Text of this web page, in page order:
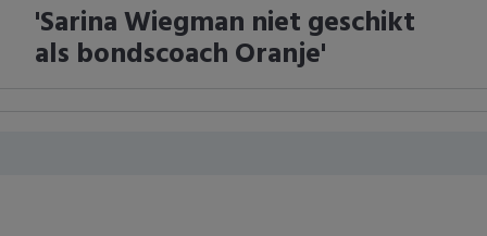
Ajax
Eredivisie
Oranje
'Sarina Wiegman niet geschikt
als bondscoach Oranje'